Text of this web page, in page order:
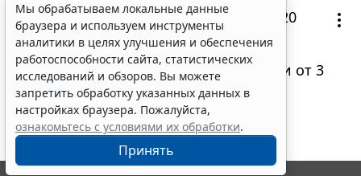
Постановление Правительства РФ от 20
августа 2001 г. N 594 "О внесении
дополнения в постановление
Правительства Российской Федерации от 3
августа 1996 г. N 937"
Мы обрабатываем локальные данные
браузера и используем инструменты
аналитики в целях улучшения и обеспечения
работоспособности сайта, статистических
исследований и обзоров. Вы можете
запретить обработку указанных данных в
настройках браузера. Пожалуйста,
ознакомьтесь с условиями их обработки.
Принять